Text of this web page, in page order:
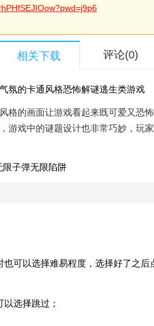
相关下载 评论(0)
氛的卡通风格恐怖解谜逃生类游戏
格的画面让游戏看起来既可爱又恐
游戏中的谜题设计也非常巧妙，玩
可以选择难易程度，选择好了之后
选择跳过；